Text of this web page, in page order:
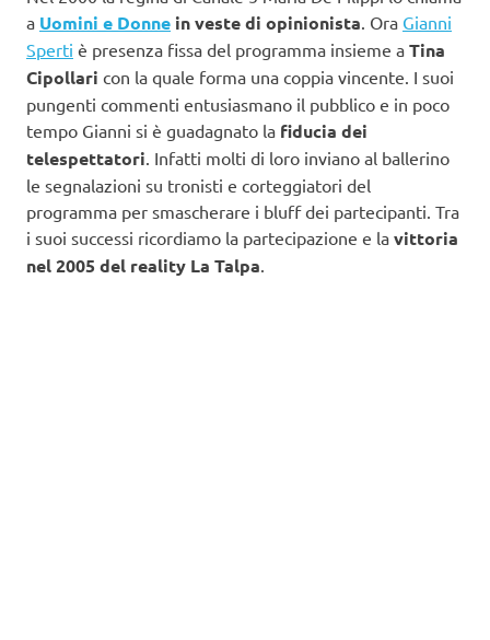
a Uomini e Donne in veste di opinionista . Ora Gianni
Sperti è presenza fissa del programma insieme a Tina
Cipollari con la quale forma una coppia vincente. I suoi
pungenti commenti entusiasmano il pubblico e in poco
tempo Gianni si è guadagnato la fiducia dei
telespettatori . Infatti molti di loro inviano al ballerino
le segnalazioni su tronisti e corteggiatori del
programma per smascherare i bluff dei partecipanti. Tra
i suoi successi ricordiamo la partecipazione e la vittoria
nel 2005 del reality La Talpa